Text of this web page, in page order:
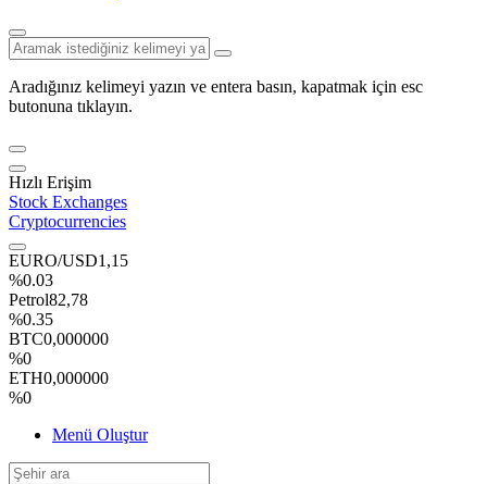
Aradığınız kelimeyi yazın ve entera basın, kapatmak için esc
butonuna tıklayın.
Hızlı Erişim
Stock Exchanges
Cryptocurrencies
EURO/USD1,15
%0.03
Petrol82,78
%0.35
BTC0,000000
%0
ETH0,000000
%0
Menü Oluştur